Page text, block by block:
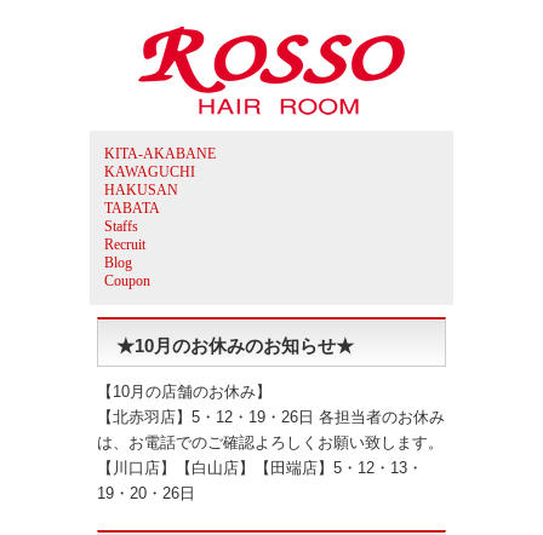
KITA-AKABANE
KAWAGUCHI
HAKUSAN
TABATA
Staffs
Recruit
Blog
Coupon
★10月のお休みのお知らせ★
【10月の店舗のお休み】
【北赤羽店】5・12・19・26日 各担当者のお休み
は、お電話でのご確認よろしくお願い致します。
【川口店】【白山店】【田端店】5・12・13・
19・20・26日